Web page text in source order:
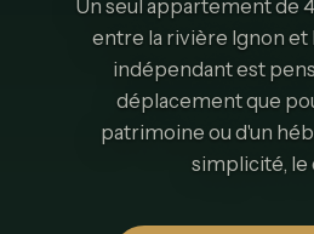
Un seul appartement de
entre la rivière Ignon
indépendant est
déplacement que
patrimoine ou d'un
simplicité, le